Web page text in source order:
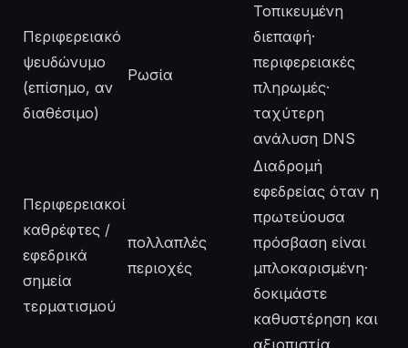
Περιφερειακό
ψευδώνυμο
(επίσημο, αν
διαθέσιμο)
Ρωσία
Τοπικευμένη
διεπαφή·
περιφερειακές
πληρωμές·
ταχύτερη
ανάλυση DNS
Περιφερειακοί
καθρέφτες /
εφεδρικά
σημεία
τερματισμού
πολλαπλές
περιοχές
Διαδρομή
εφεδρείας όταν η
πρωτεύουσα
πρόσβαση είναι
μπλοκαρισμένη·
δοκιμάστε
καθυστέρηση και
αξιοπιστία